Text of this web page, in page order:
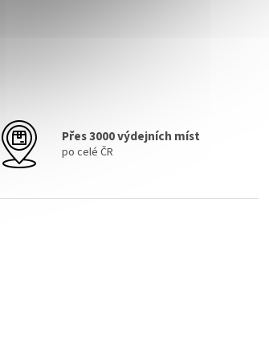
Přes 3000 výdejních míst
po celé ČR